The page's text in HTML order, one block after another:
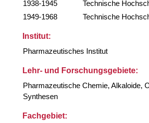
1938-1945
Technische
1949-1968
Technische
Institut:
Pharmazeutisches Institut
Lehr- und Forschungsgebiete:
Pharmazeutische Chemie, Alkaloide,
Synthesen
Fachgebiet: